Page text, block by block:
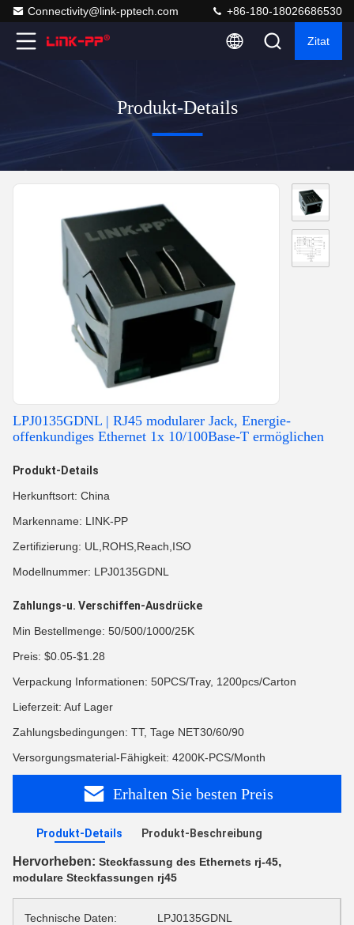
Connectivity@link-pptech.com +86-180-18026686530
Zitat
Produkt-Details
LPJ0135GDNL | RJ45 modularer Jack, Energie-
offenkundiges Ethernet 1x 10/100Base-T ermöglichen
Produkt-Details
Herkunftsort: China
Markenname: LINK-PP
Zertifizierung: UL,ROHS,Reach,ISO
Modellnummer: LPJ0135GDNL
Zahlungs-u. Verschiffen-Ausdrücke
Min Bestellmenge: 50/500/1000/25K
Preis: $0.05-$1.28
Verpackung Informationen: 50PCS/Tray, 1200pcs/Carton
Lieferzeit: Auf Lager
Zahlungsbedingungen: TT, Tage NET30/60/90
Versorgungsmaterial-Fähigkeit: 4200K-PCS/Month
Erhalten Sie besten Preis
Produkt-Details Produkt-Beschreibung
Hervorheben: Steckfassung des Ethernets rj-45,
modulare Steckfassungen rj45
Technische Daten: LPJ0135GDNL